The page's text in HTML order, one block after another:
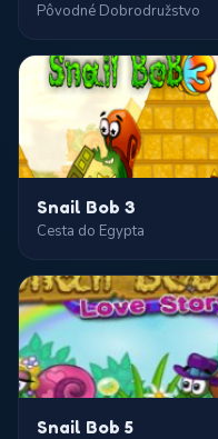
Pôvodné Dobrodružstvo
Snail Bob 3
Cesta do Egypta
Snail Bob 5